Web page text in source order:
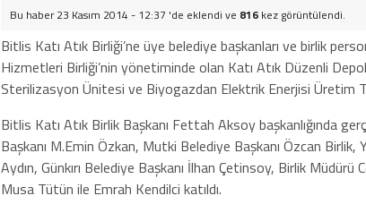
Bu haber 23 Kasım 2014 - 12:37 'de eklendi ve 816 kez görüntülendi.
Bitlis Katı Atık Birliği’ne üye belediye başkanları ve birlik
Hizmetleri Birliği’nin yönetiminde olan Katı Atık Düzenli
Sterilizasyon Ünitesi ve Biyogazdan Elektrik Enerjisi Üretim
Bitlis Katı Atık Birlik Başkanı Fettah Aksoy başkanlığında
Başkanı M.Emin Özkan, Mutki Belediye Başkanı Özcan Birlik,
Aydın, Günkırı Belediye Başkanı İlhan Çetinsoy, Birlik
Musa Tütün ile Emrah Kendilci katıldı.